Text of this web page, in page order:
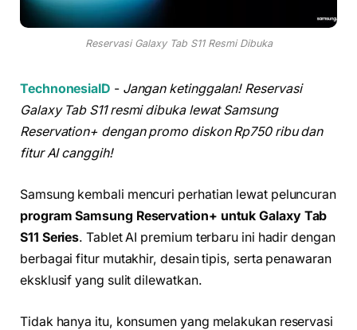
Reservasi Galaxy Tab S11 Resmi Dibuka
TechnonesiaID - Jangan ketinggalan! Reservasi
Galaxy Tab S11 resmi dibuka lewat Samsung
Reservation+ dengan promo diskon Rp750 ribu dan
fitur AI canggih!
Samsung kembali mencuri perhatian lewat peluncuran
program Samsung Reservation+ untuk Galaxy Tab
S11 Series. Tablet AI premium terbaru ini hadir dengan
berbagai fitur mutakhir, desain tipis, serta penawaran
eksklusif yang sulit dilewatkan.
Tidak hanya itu, konsumen yang melakukan reservasi